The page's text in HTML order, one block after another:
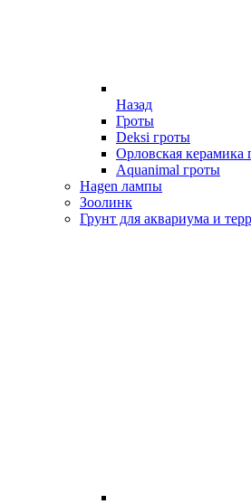
Назад
Гроты
Deksi гроты
Орловская керамика
Aquanimal гроты
Hagen лампы
Зоолинк
Грунт для аквариума и